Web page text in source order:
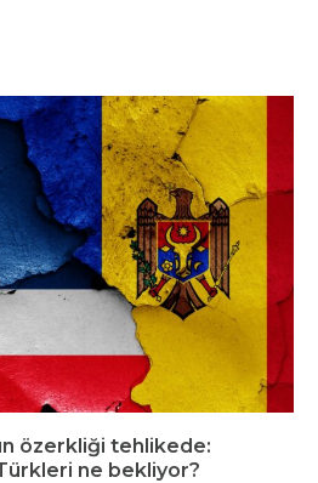
özerkliği tehlikede:
ne bekliyor?